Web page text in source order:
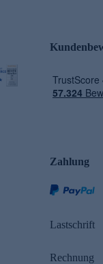
Zahlung
Lastschrift
Rechnung